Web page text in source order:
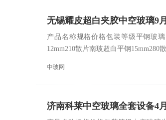
无锡耀皮超白夹胶中空玻璃9
产品名称规格价格包装等级平钢玻璃
12mm210散片南玻超白平钢15mm280
中玻网
济南科莱中空玻璃全套设备4